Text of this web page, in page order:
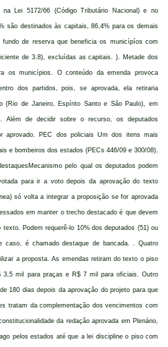
Lei 5172/66 (Código Tributário Nacional) e no
são destinados às capitais, 86,4% para os demais
de reserva que beneficia os municípíos com
de 3.8), excluídas as capitais. ). Metade dos
os municípios. O conteúdo da emenda provoca
dos partidos, pois, se aprovada, ela retiraria
(Rio de Janeiro, Espírito Santo e São Paulo), em
Além de decidir sobre o recurso, os deputados
aprovado. PEC dos policiais Um dos itens mais
e bombeiros dos estados (PECs 446/09 e 300/08).
pelo qual os deputados podem
para ir a voto depois da aprovação do texto
só volta a integrar a proposição se for aprovada
em manter o trecho destacado é que devem
Podem requerê-lo 10% dos deputados (51) ou
caso, é chamado destaque de bancada. . Quatro
a proposta. As emendas retiram do texto o piso
3,5 mil para praças e R$ 7 mil para oficiais. Outro
180 dias depois da aprovação do projeto para que
tratam da complementação dos vencimentos com
da redação aprovada em Plenário,
pelos estados até que a lei discipline o piso com